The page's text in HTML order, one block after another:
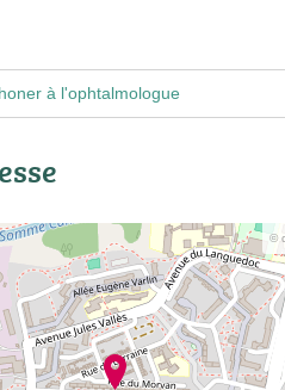
à l'ophtalmologue
©